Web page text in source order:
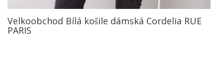
Velkoobchod Bílá košile dámská Cordelia RUE
PARIS